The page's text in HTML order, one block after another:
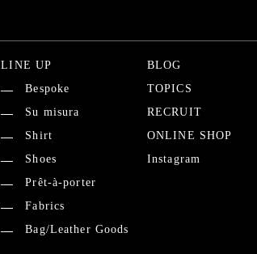
LINE UP
Bespoke
Su misura
Shirt
Shoes
Prêt-à-porter
Fabrics
Bag/Leather Goods
BLOG
TOPICS
RECRUIT
ONLINE SHOP
Instagram